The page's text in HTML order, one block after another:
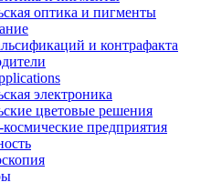
оптика и пигменты
и контрафакта
электроника
цветовые решения
предприятия